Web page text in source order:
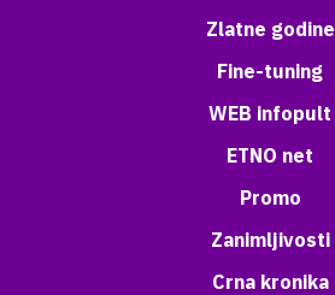
Zlatne godine
Fine-tuning
WEB infopult
ETNO net
Promo
Zanimljivosti
Crna kronika